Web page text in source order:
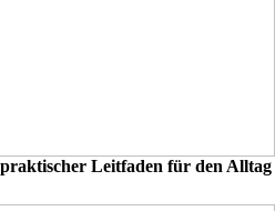
Leitfaden für den Alltag